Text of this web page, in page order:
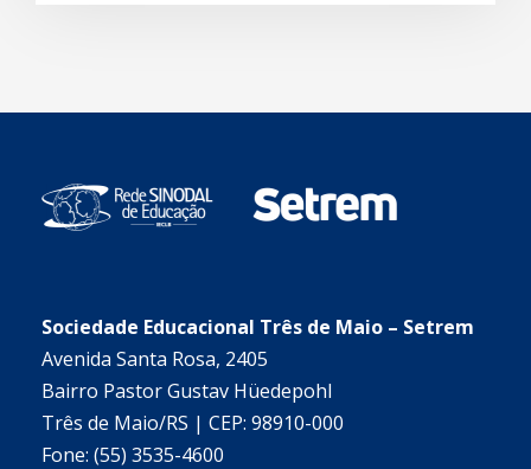
Sociedade Educacional Três de Maio – Setrem
Avenida Santa Rosa, 2405
Bairro Pastor Gustav Hüedepohl
Três de Maio/RS | CEP: 98910-000
Fone: (55) 3535-4600